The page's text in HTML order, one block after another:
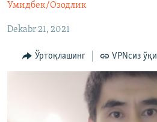
ИЖТИМОИЙ ТАРМОҚЛАР
Озодлик бошқа тилларда
Умидбек/Озодлик
Dekabr 21, 2021
Ўртоқлашинг VPNсиз